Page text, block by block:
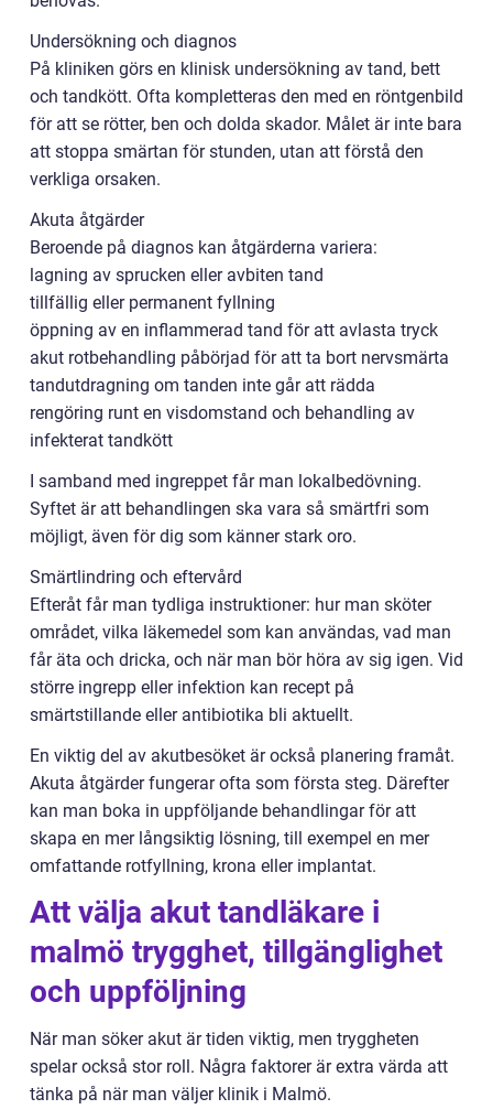
Undersökning och diagnos
På kliniken görs en klinisk undersökning av tand, bett
och tandkött. Ofta kompletteras den med en röntgenbild
för att se rötter, ben och dolda skador. Målet är inte bara
att stoppa smärtan för stunden, utan att förstå den
verkliga orsaken.
Akuta åtgärder
Beroende på diagnos kan åtgärderna variera:
lagning av sprucken eller avbiten tand
tillfällig eller permanent fyllning
öppning av en inflammerad tand för att avlasta tryck
akut rotbehandling påbörjad för att ta bort nervsmärta
tandutdragning om tanden inte går att rädda
rengöring runt en visdomstand och behandling av
infekterat tandkött
I samband med ingreppet får man lokalbedövning.
Syftet är att behandlingen ska vara så smärtfri som
möjligt, även för dig som känner stark oro.
Smärtlindring och eftervård
Efteråt får man tydliga instruktioner: hur man sköter
området, vilka läkemedel som kan användas, vad man
får äta och dricka, och när man bör höra av sig igen. Vid
större ingrepp eller infektion kan recept på
smärtstillande eller antibiotika bli aktuellt.
En viktig del av akutbesöket är också planering framåt.
Akuta åtgärder fungerar ofta som första steg. Därefter
kan man boka in uppföljande behandlingar för att
skapa en mer långsiktig lösning, till exempel en mer
omfattande rotfyllning, krona eller implantat.
Att välja akut tandläkare i
malmö trygghet, tillgänglighet
och uppföljning
När man söker akut är tiden viktig, men tryggheten
spelar också stor roll. Några faktorer är extra värda att
tänka på när man väljer klinik i Malmö.